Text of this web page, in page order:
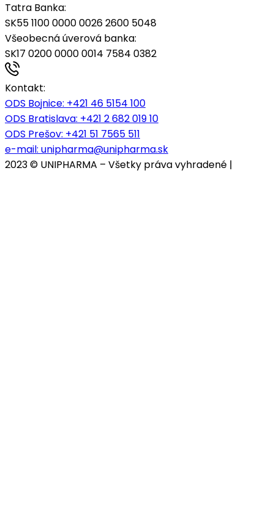
Tatra Banka:
SK55 1100 0000 0026 2600 5048
Všeobecná úverová banka:
SK17 0200 0000 0014 7584 0382
Kontakt:
ODS Bojnice: +421 46 5154 100
ODS Bratislava: +421 2 682 019 10
ODS Prešov: +421 51 7565 511
e-mail: unipharma@unipharma.sk
2023 © UNIPHARMA – Všetky práva vyhradené |